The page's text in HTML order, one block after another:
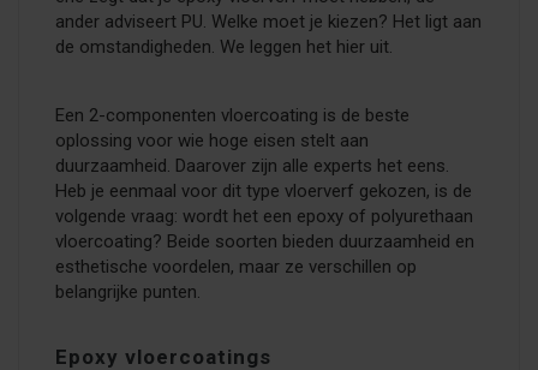
ander adviseert PU. Welke moet je kiezen? Het ligt aan
de omstandigheden. We leggen het hier uit.
Een 2-componenten vloercoating is de beste
oplossing voor wie hoge eisen stelt aan
duurzaamheid. Daarover zijn alle experts het eens.
Heb je eenmaal voor dit type vloerverf gekozen, is de
volgende vraag: wordt het een epoxy of polyurethaan
vloercoating? Beide soorten bieden duurzaamheid en
esthetische voordelen, maar ze verschillen op
belangrijke punten.
Epoxy vloercoatings